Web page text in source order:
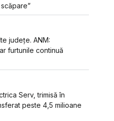
județe. ANM:
furtunile continuă
Serv, trimisă în
peste 4,5 milioane